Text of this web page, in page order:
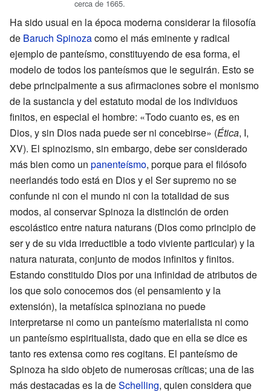
cerca de 1665.
Ha sido usual en la época moderna considerar la filosofía
de Baruch Spinozacomo el más eminente y radical
ejemplo de panteísmo, constituyendo de esa forma, el
modelo de todos los panteísmos que le seguirán. Esto se
debe principalmente a sus afirmaciones sobre el monismo
de la sustancia y del estatuto modal de los individuos
finitos, en especial el hombre: «Todo cuanto es, es en
Dios, y sin Dios nada puede ser ni concebirse» (Ética, I,
XV). El spinozismo, sin embargo, debe ser considerado
más bien como un panenteísmo, porque para el filósofo
neerlandés todo está en Dios y el Ser supremo no se
confunde ni con el mundo ni con la totalidad de sus
modos, al conservar Spinoza la distinción de orden
escolástico entre natura naturans (Dios como principio de
ser y de su vida irreductible a todo viviente particular) y la
natura naturata, conjunto de modos infinitos y finitos.
Estando constituido Dios por una infinidad de atributos de
los que solo conocemos dos (el pensamiento y la
extensión), la metafísica spinoziana no puede
interpretarse ni como un panteísmo materialista ni como
un panteísmo espiritualista, dado que en ella se dice es
tanto res extensa como res cogitans. El panteísmo de
Spinoza ha sido objeto de numerosas críticas; una de las
más destacadas es la deSchelling, quien considera que